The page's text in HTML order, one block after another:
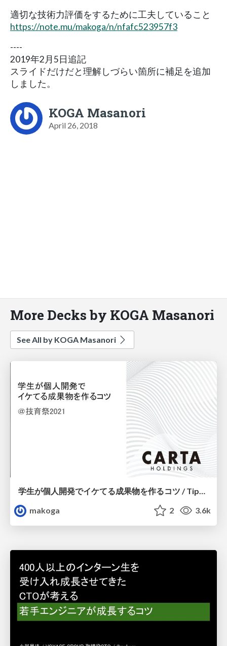
適切な技術力評価をするために工夫していること
https://note.mu/makoga/n/nfafc523957f3
----
2019年2月5日追記
スライドだけだと理解しづらい箇所に補足を追加
しました。
KOGA Masanori
April 26, 2018
More Decks by KOGA Masanori
See All by KOGA Masanori
学生が個人開発でイケてる成果物を作るコツ / Tips for students to create awesome products in personal development
makoga
2 3.6k